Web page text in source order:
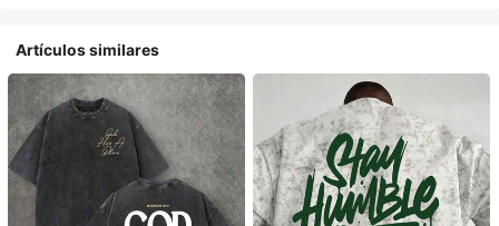
Artículos similares